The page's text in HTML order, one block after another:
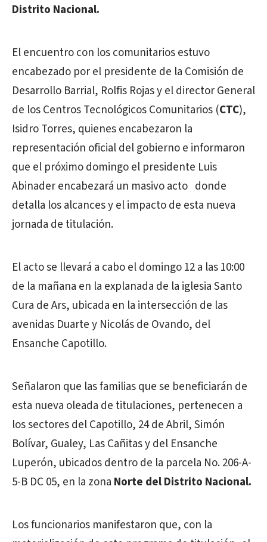
Distrito Nacional.
El encuentro con los comunitarios estuvo
encabezado por el presidente de la Comisión de
Desarrollo Barrial, Rolfis Rojas y el director General
de los Centros Tecnológicos Comunitarios (CTC),
Isidro Torres, quienes encabezaron la
representación oficial del gobierno e informaron
que el próximo domingo el presidente Luis
Abinader encabezará un masivo acto donde
detalla los alcances y el impacto de esta nueva
jornada de titulación.
El acto se llevará a cabo el domingo 12 a las 10:00
de la mañana en la explanada de la iglesia Santo
Cura de Ars, ubicada en la intersección de las
avenidas Duarte y Nicolás de Ovando, del
Ensanche Capotillo.
Señalaron que las familias que se beneficiarán de
esta nueva oleada de titulaciones, pertenecen a
los sectores del Capotillo, 24 de Abril, Simón
Bolívar, Gualey, Las Cañitas y del Ensanche
Luperón, ubicados dentro de la parcela No. 206-A-
5-B DC 05, en la zona Norte del Distrito Nacional.
Los funcionarios manifestaron que, con la